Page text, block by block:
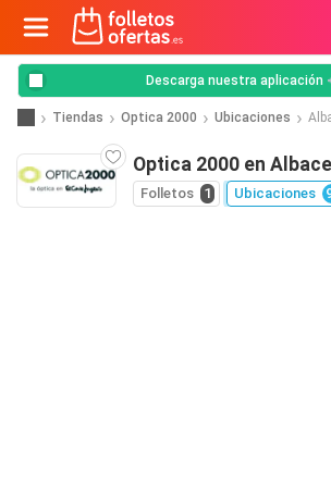
Descarga nuestra aplicación
Tiendas Optica 2000 Ubicaciones
Optica 2000 en
Folletos 1 Ubicaciones